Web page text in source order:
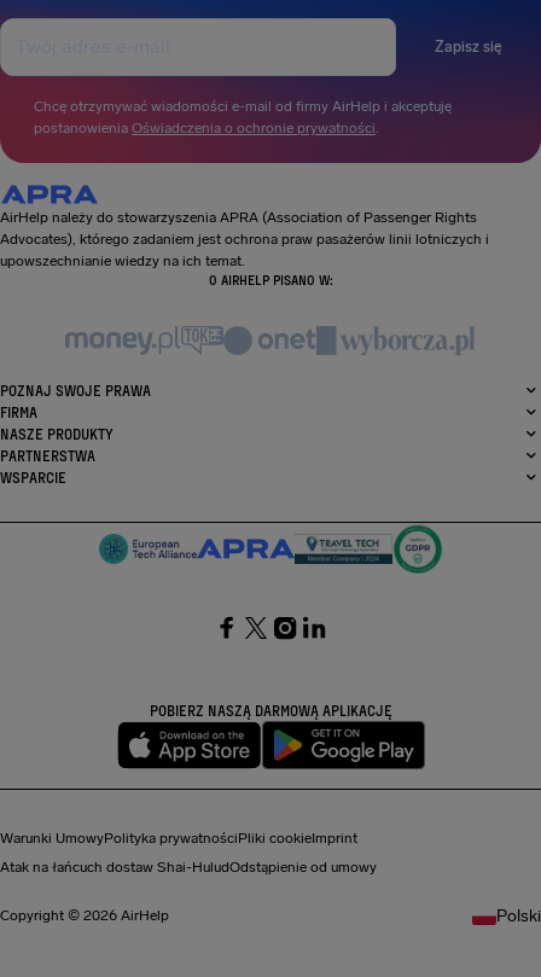
Zapisz się
Chcę otrzymywać wiadomości e-mail od firmy AirHelp i akceptuję
postanowienia Oświadczenia o ochronie prywatności.
AirHelp należy do stowarzyszenia APRA (Association of Passenger Rights
Advocates), którego zadaniem jest ochrona praw pasażerów linii lotniczych i
upowszechnianie wiedzy na ich temat.
O AIRHELP PISANO W:
POZNAJ SWOJE PRAWA
FIRMA
NASZE PRODUKTY
PARTNERSTWA
WSPARCIE
POBIERZ NASZĄ DARMOWĄ APLIKACJĘ
Warunki UmowyPolityka prywatnościPliki cookieImprint
Atak na łańcuch dostaw Shai-HuludOdstąpienie od umowy
Copyright © 2026 AirHelp Polski